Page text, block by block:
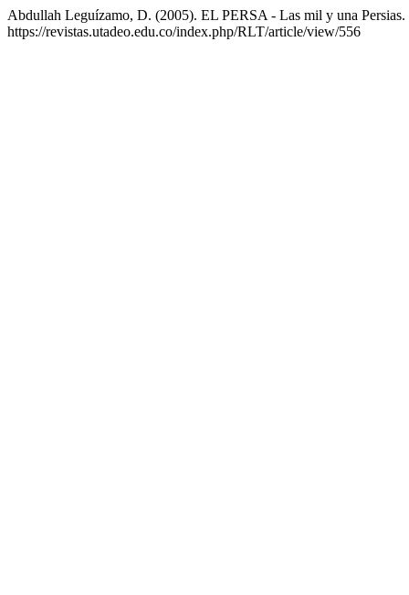
Abdullah Leguízamo, D. (2005). EL PERSA - Las mil y una Persias.
https://revistas.utadeo.edu.co/index.php/RLT/article/view/556